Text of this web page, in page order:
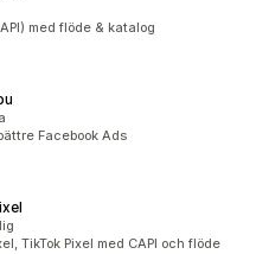
med flöde & katalog
Facebook Ads
TikTok Pixel med CAPI och flöde